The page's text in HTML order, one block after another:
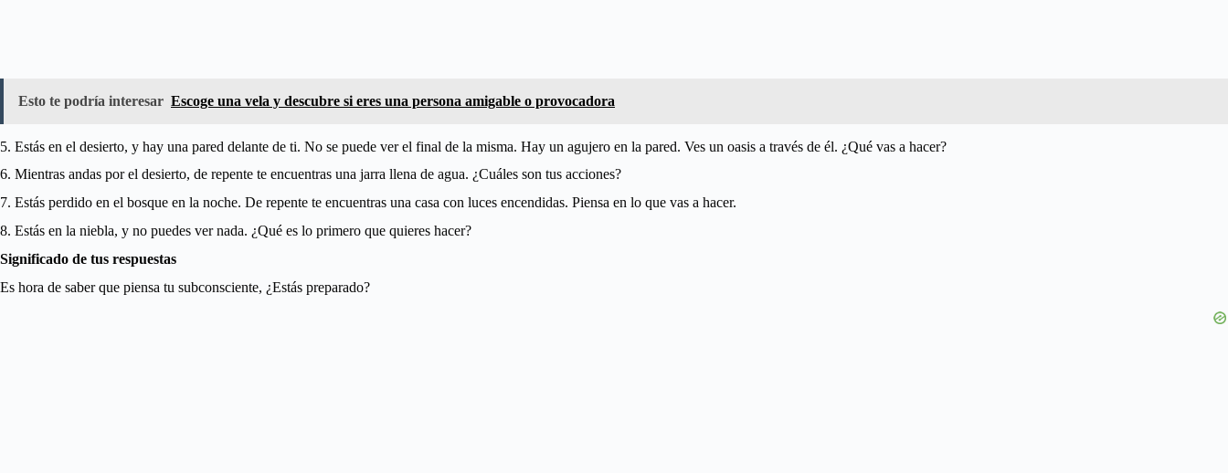
Esto te podría interesar Escoge una vela y descubre si eres una persona amigable o provocadora
5. Estás en el desierto, y hay una pared delante de ti. No se puede ver el final de la misma. Hay un agujero en la pared. Ves un oasis a través de él. ¿Qué vas a hacer?
6. Mientras andas por el desierto, de repente te encuentras una jarra llena de agua. ¿Cuáles son tus acciones?
7. Estás perdido en el bosque en la noche. De repente te encuentras una casa con luces encendidas. Piensa en lo que vas a hacer.
8. Estás en la niebla, y no puedes ver nada. ¿Qué es lo primero que quieres hacer?
Significado de tus respuestas
Es hora de saber que piensa tu subconsciente, ¿Estás preparado?